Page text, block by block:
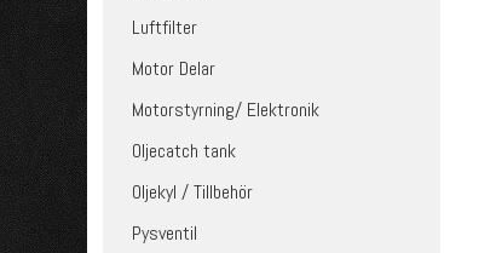
Luftfilter
Motor Delar
Motorstyrning/ Elektronik
Oljecatch tank
Oljekyl / Tillbehör
Pysventil